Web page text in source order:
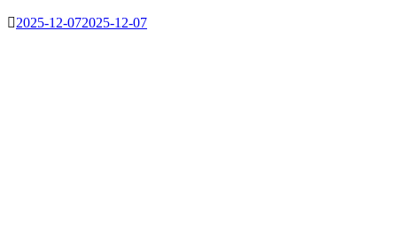
2025-12-072025-12-07